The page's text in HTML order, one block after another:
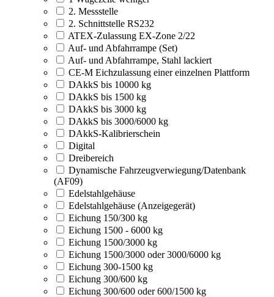
2. Messstelle
2. Schnittstelle RS232
ATEX-Zulassung EX-Zone 2/22
Auf- und Abfahrrampe (Set)
Auf- und Abfahrrampe, Stahl lackiert
CE-M Eichzulassung einer einzelnen Plattform
DAkkS bis 10000 kg
DAkkS bis 1500 kg
DAkkS bis 3000 kg
DAkkS bis 3000/6000 kg
DAkkS-Kalibrierschein
Digital
Dreibereich
Dynamische Fahrzeugverwiegung/Datenbank
(AF09)
Edelstahlgehäuse
Edelstahlgehäuse (Anzeigegerät)
Eichung 150/300 kg
Eichung 1500 - 6000 kg
Eichung 1500/3000 kg
Eichung 1500/3000 oder 3000/6000 kg
Eichung 300-1500 kg
Eichung 300/600 kg
Eichung 300/600 oder 600/1500 kg